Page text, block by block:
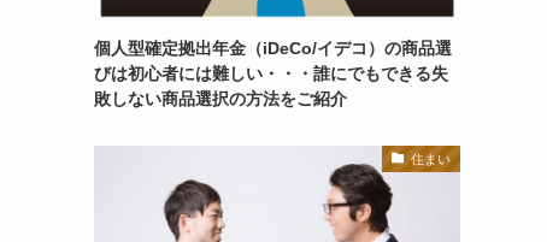
個人型確定拠出年金（iDeCo/イデコ）の商品選
びは初心者には難しい・・・誰にでもできる失
敗しない商品選択の方法をご紹介
住まい